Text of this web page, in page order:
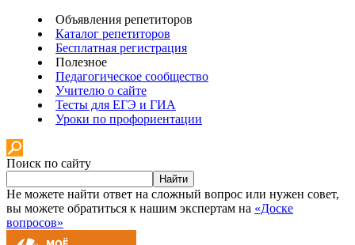
Объявления репетиторов
Каталог репетиторов
Бесплатная регистрация
Полезное
Педагогическое сообщество
Учителю о сайте
Тесты для ЕГЭ и ГИА
Уроки по профориентации
Поиск по сайту
Найти
Не можете найти ответ на сложный вопрос или нужен совет,
вы можете обратиться к нашим экспертам на «Доске
вопросов»